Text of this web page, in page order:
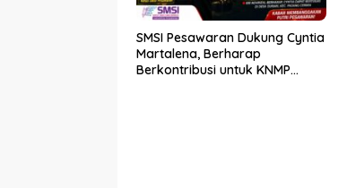
SMSI Pesawaran Dukung Cyntia
Martalena, Berharap
Berkontribusi untuk KNMP